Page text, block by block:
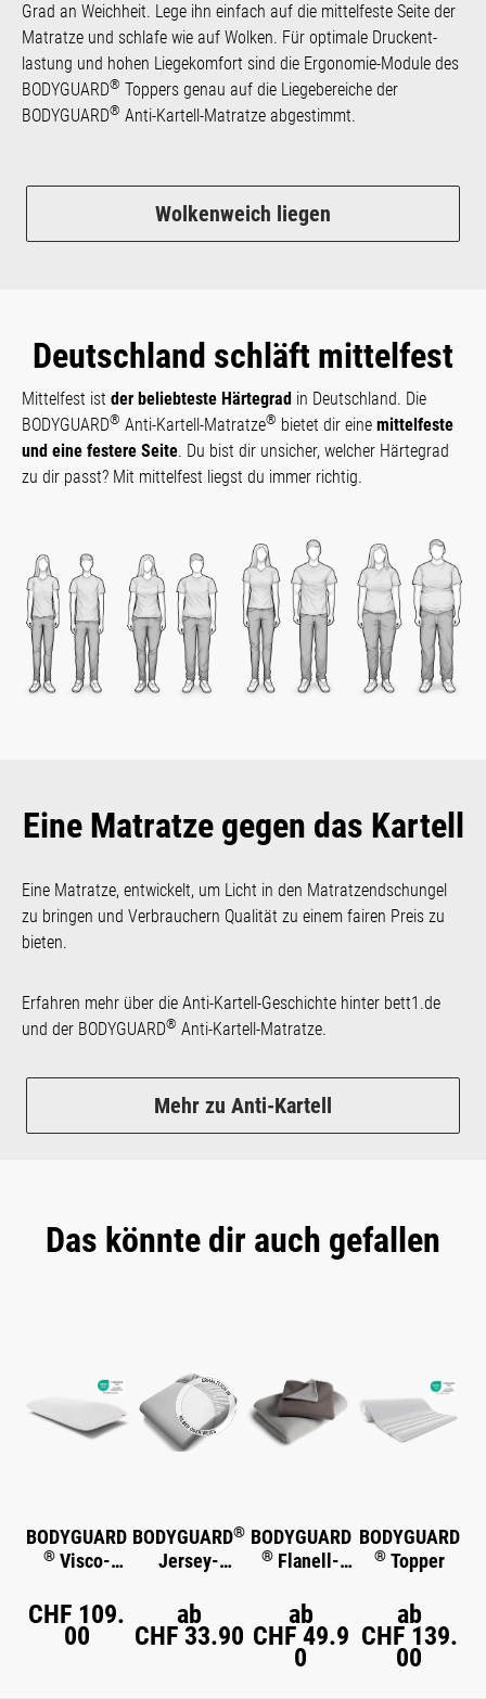
Grad an Weich­heit. Lege ihn einfach auf die mittelfeste Seite der
Matratze und schlafe wie auf Wolken. Für optimale Druck­ent­
lastung und hohen Liege­komfort sind die Ergo­no­mie-Module des
BODYGUARD® Toppers genau auf die Liegebereiche der
BODYGUARD® Anti-Kartell-Matratze abgestimmt.
Wolkenweich liegen
Deutschland schläft mittelfest
Mittelfest ist der beliebteste Härtegrad in Deutschland. Die
BODYGUARD® Anti-Kartell-Matratze® bietet dir eine mittelfeste
und eine festere Seite. Du bist dir unsicher, welcher Härtegrad
zu dir passt? Mit mittelfest liegst du immer richtig.
Eine Matratze gegen das Kartell
Eine Matratze, entwickelt, um Licht in den Matratzen­dschungel
zu bringen und Verbrauchern Qualität zu einem fairen Preis zu
bieten.
Erfahren mehr über die Anti-Kartell-Geschichte hinter bett1.de
und der BODYGUARD® Anti-Kartell-Matratze.
Mehr zu Anti-Kartell
Das könnte dir auch gefallen
BODYGUARD
®Visco-
CHF 109.
00
BODYGUARD®
Jersey-
en
ab
CHF 33.90
BODYGUARD
® Flanell-
ab
CHF 49.9
0
BODYGUARD
®Topper
ab
CHF 139.
00